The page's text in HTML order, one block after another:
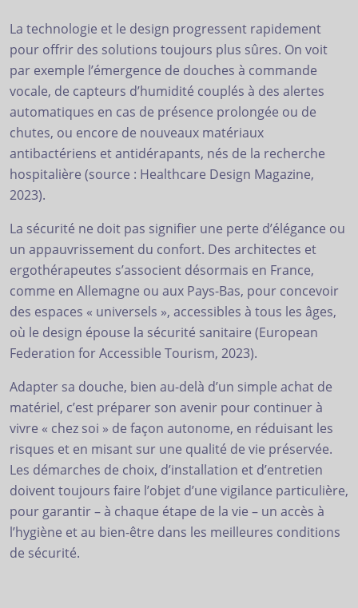
La technologie et le design progressent rapidement
pour offrir des solutions toujours plus sûres. On voit
par exemple l’émergence de douches à commande
vocale, de capteurs d’humidité couplés à des alertes
automatiques en cas de présence prolongée ou de
chutes, ou encore de nouveaux matériaux
antibactériens et antidérapants, nés de la recherche
hospitalière (source : Healthcare Design Magazine,
2023).
La sécurité ne doit pas signifier une perte d’élégance ou
un appauvrissement du confort. Des architectes et
ergothérapeutes s’associent désormais en France,
comme en Allemagne ou aux Pays-Bas, pour concevoir
des espaces « universels », accessibles à tous les âges,
où le design épouse la sécurité sanitaire (European
Federation for Accessible Tourism, 2023).
Adapter sa douche, bien au-delà d’un simple achat de
matériel, c’est préparer son avenir pour continuer à
vivre « chez soi » de façon autonome, en réduisant les
risques et en misant sur une qualité de vie préservée.
Les démarches de choix, d’installation et d’entretien
doivent toujours faire l’objet d’une vigilance particulière,
pour garantir – à chaque étape de la vie – un accès à
l’hygiène et au bien-être dans les meilleures conditions
de sécurité.